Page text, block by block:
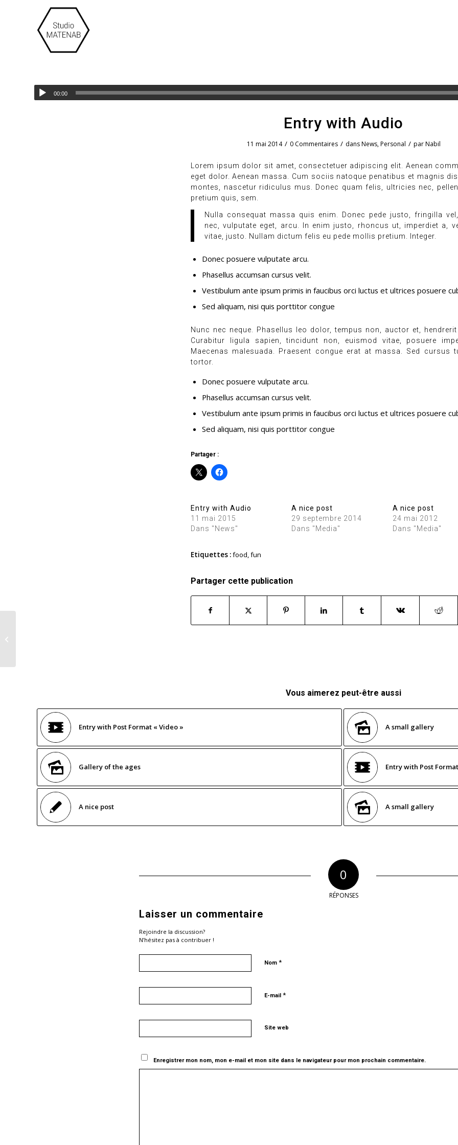
00:00
Entry with Audio
11 mai 2014 / 0 Commentaires / dansNews,Personal / parNabil
Lorem ipsum dolor sit amet, consectetuer adipiscing elit. Aenean
eget dolor. Aenean massa. Cum sociis natoque penatibus et magnis
montes, nascetur ridiculus mus. Donec quam felis, ultricies nec,
pretium quis, sem.
Nulla consequat massa quis enim. Donec pede justo, fringilla
nec, vulputate eget, arcu. In enim justo, rhoncus ut, imperdiet a,
vitae, justo. Nullam dictum felis eu pede mollis pretium. Integer.
Donec posuere vulputate arcu.
Phasellus accumsan cursus velit.
Vestibulum ante ipsum primis in faucibus orci luctus et ultrices posuere
Sed aliquam, nisi quis porttitor congue
Nunc nec neque. Phasellus leo dolor, tempus non, auctor et,
Curabitur ligula sapien, tincidunt non, euismod vitae, posuere
Maecenas malesuada. Praesent congue erat at massa. Sed cursus
tortor.
Donec posuere vulputate arcu.
Phasellus accumsan cursus velit.
Vestibulum ante ipsum primis in faucibus orci luctus et ultrices posuere
Sed aliquam, nisi quis porttitor congue
Partager :
Entry with Audio
11 mai 2015
Dans "News"
A nice post
29 septembre 2014
Dans "Media"
A nice post
24 mai 2012
Dans "Media"
Etiquettes :food,fun
Partager cette publication
Vous aimerez peut-être aussi
Entry with Post Format « Video » A small gallery
Gallery of the ages Entry with Post
A nice post A small gallery
0
RÉPONSES
Laisser un commentaire
Rejoindre la discussion?
N’hésitez pas à contribuer !
Nom *
E-mail *
Site web
Enregistrer mon nom, mon e-mail et mon site dans le navigateur pour mon prochain commentaire.